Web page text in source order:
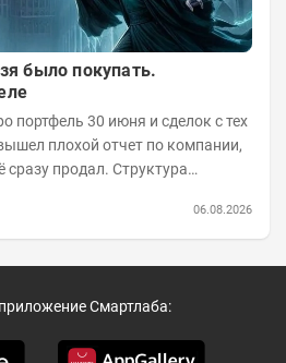
было покупать.
плохой отчет по компании,
Структура
06.08.2026
Смартлаба: